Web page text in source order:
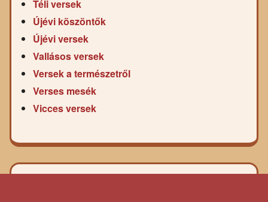
Téli versek
Újévi köszöntők
Újévi versek
Vallásos versek
Versek a természetről
Verses mesék
Vicces versek